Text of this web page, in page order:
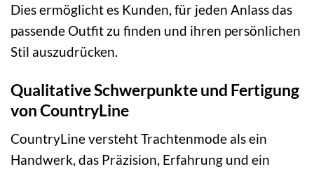
Dies ermöglicht es Kunden, für jeden Anlass das
passende Outfit zu finden und ihren persönlichen
Stil auszudrücken.
Qualitative Schwerpunkte und Fertigung
von CountryLine
CountryLine versteht Trachtenmode als ein
Handwerk, das Präzision, Erfahrung und ein